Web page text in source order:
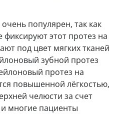
популярен, так как
этот протез на
под цвет мягких тканей
зубной протез
протез на
повышенной лёгкостью,
челюсти за счет
и многие пациенты